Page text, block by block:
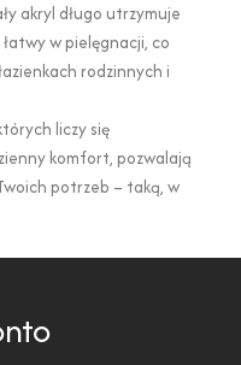
akryl długo utrzymuje
w pielęgnacji, co
rodzinnych i
liczy się
komfort, pozwalają
potrzeb – taką, w